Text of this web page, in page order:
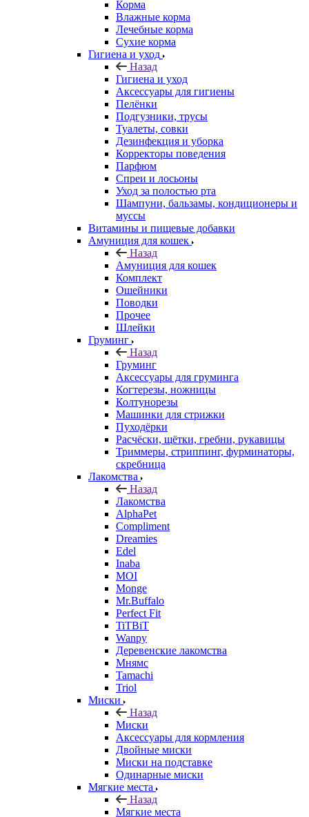
Корма
Влажные корма
Лечебные корма
Сухие корма
Гигиена и уход
Назад
Гигиена и уход
Аксессуары для гигиены
Пелёнки
Подгузники, трусы
Туалеты, совки
Дезинфекция и уборка
Корректоры поведения
Парфюм
Спреи и лосьоны
Уход за полостью рта
Шампуни, бальзамы, кондиционеры и
муссы
Витамины и пищевые добавки
Амуниция для кошек
Назад
Амуниция для кошек
Комплект
Ошейники
Поводки
Прочее
Шлейки
Груминг
Назад
Груминг
Аксессуары для груминга
Когтерезы, ножницы
Колтунорезы
Машинки для стрижки
Пуходёрки
Расчёски, щётки, гребни, рукавицы
Триммеры, стриппинг, фурминаторы,
скребница
Лакомства
Назад
Лакомства
AlphaPet
Compliment
Dreamies
Edel
Inaba
MOI
Monge
Mr.Buffalo
Perfect Fit
TiTBiT
Wanpy
Деревенские лакомства
Мнямс
Tamachi
Triol
Миски
Назад
Миски
Аксессуары для кормления
Двойные миски
Миски на подставке
Одинарные миски
Мягкие места
Назад
Мягкие места